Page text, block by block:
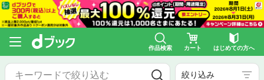
作品検索 カート はじめての方へ
絞り込み